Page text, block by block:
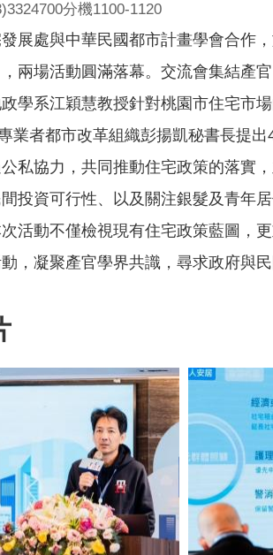
分機1100-1120
展處與中華民國都市計畫學會合作
兩場活動圓滿落幕。交流會集結產
學系江穎慧教授針對桃園市住宅市
業者都市改革組織彭揚凱秘書長提
私協力，共同推動住宅政策的落實
投資可行性、以及關注銀髮及青年居
活動不僅檢視現有住宅政策藍圖，
，凝聚產官學界共識，尋求政府與